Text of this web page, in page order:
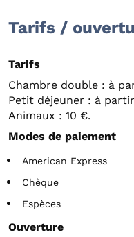
Tarifs /
Tarifs
Chambre double : à
Petit déjeuner : à
Animaux : 10 €.
Modes de paiement
American Express
Chèque
Espèces
Ouverture